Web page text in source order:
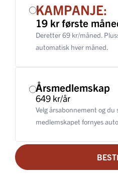
KAMPANJE:
19 kr første
Deretter 69 kr/måned.
automatisk hver måned.
Årsmedlemskap
649 kr/år
Velg årsabonnement og du
medlemskapet fornyes